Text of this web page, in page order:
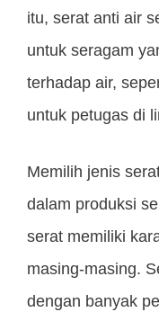
itu, serat anti air
untuk seragam
terhadap air,
untuk petugas di
Memilih jenis
dalam produksi
serat memiliki
masing-masing.
dengan banyak